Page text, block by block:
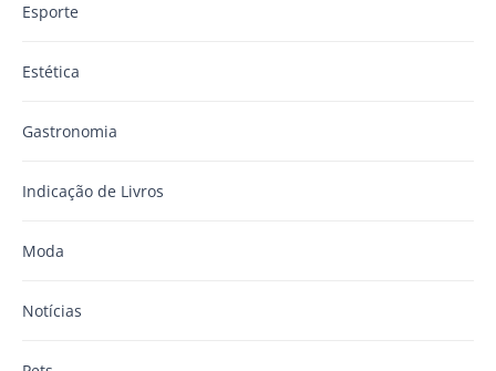
Esporte
Estética
Gastronomia
Indicação de Livros
Moda
Notícias